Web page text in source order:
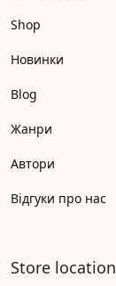
Shop
Новинки
Blog
Жанри
Автори
Відгуки про нас
Store location